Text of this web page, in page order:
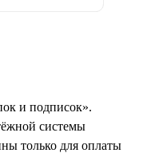
и подписок».
системы
только для оплаты